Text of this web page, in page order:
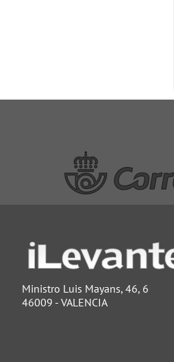
Ministro Luis Mayans, 46, 6
46009 - VALENCIA